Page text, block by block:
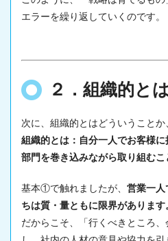
エラーを繰り返していくのです。
２．組織的と
次に、組織的とはどういうことか
組織的とは：自分一人でお客様
部門を巻き込みながら取り組むこ
基本①で触れましたが、 営業一人
ちは質・量ともに限界があります
だからこそ、「行くべきところ